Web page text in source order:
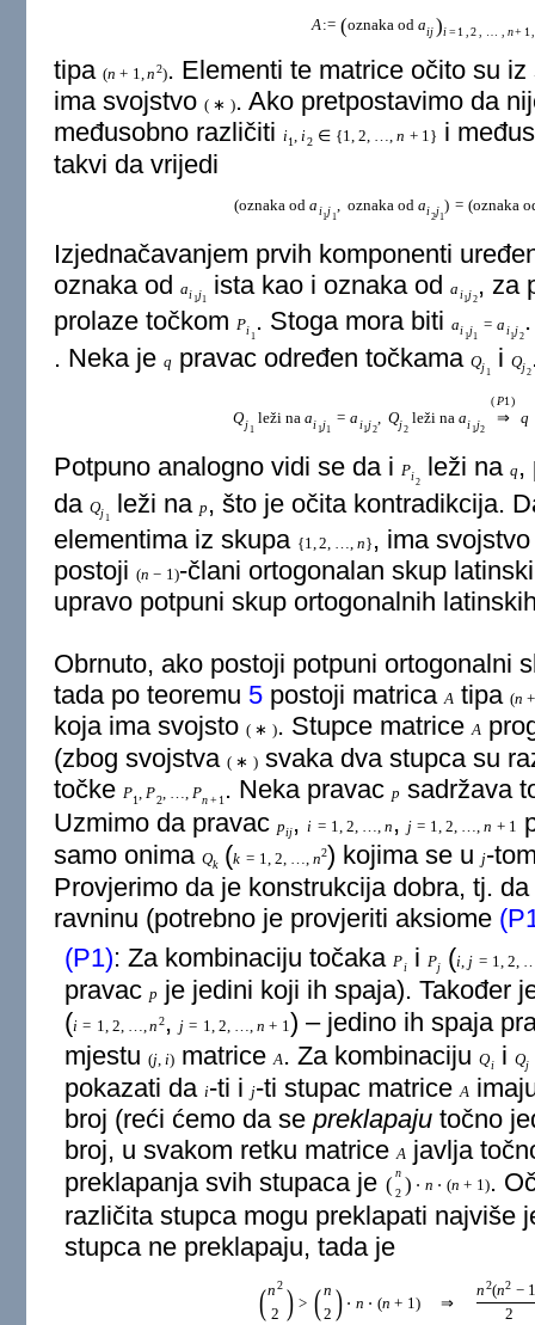
A:= (oznaka od aij)i= 1 2 n+ 1
tipa (n + 1 n2). Elementi te matrice očito su
ima svojstvo ( ∗ ). Ako pretpostavimo da
međusobno različiti i1 i2 ∈ {1 2 n + 1 } i
takvi da vrijedi
(oznaka od ai1j 1
, oznaka od ai2j1
) = (oznaka
Izjednačavanjem prvih komponenti
oznaka od ai1j1
ista kao i oznaka odai1j2
, za
prolaze točkom Pi 1
. Stoga mora biti ai 1j1
= ai1j2
. Neka je qpravac određen točkama Qj1
i Qj2
Qj1
leži na ai1j1
= ai1j2
, Qj2
leži na ai1j2
(P1)
⇒ q
Potpuno analogno vidi se da i Pi2
leži na q,
da Qj1
leži na p , što je očita kontradikcija.
elementima iz skupa {1,2, …, n} , ima
postoji (n − 1)-člani ortogonalan skup
upravo potpuni skup ortogonalnih
Obrnuto, ako postoji potpuni ortogonalni
tada po teoremu 5postoji matricaAtipa (n +
koja ima svojsto ( ∗ ). Stupce matriceA
(zbog svojstva ( ∗ )svaka dva stupca su
točke P1, P2, …, Pn+ 1 . Neka pravacp sadržava
Uzmimo da pravac pij, i = 1 2 n , j = 1 2 n + 1
samo onima Qk (k = 1 2 n2) kojima se u j-
Provjerimo da je konstrukcija dobra, tj.
ravninu (potrebno je provjeriti aksiome
(P1): Za kombinaciju točakaPii Pj (i, j = 1, 2,
pravacp je jedini koji ih spaja). Također
(i = 1, 2, …,n2, j = 1, 2, …, n + 1) – jedino ih spaja
mjestu(j i)matrice A . Za kombinaciju Qii Qj
pokazati da i-ti i j-ti stupac matriceA
broj (reći ćemo da sepreklapaju točno
broj, u svakom retku matriceA javlja
preklapanja svih stupaca je (
n
2 ) ⋅ n ⋅ (n + 1).
različita stupca mogu preklapati najviše
stupca ne preklapaju, tada je
(n2
2 ) > (n
2 ) ⋅ n ⋅ (n + 1) ⇒
n2(n2 −
2